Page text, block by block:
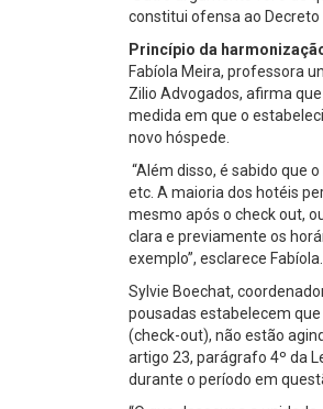
constitui ofensa ao Decreto
Princípio da
Fabíola Meira, professora
Zilio Advogados, afirma
medida em que o
novo hóspede.
“Além disso, é sabido que
etc. A maioria dos hotéis
mesmo após o check out,
clara e previamente os
exemplo”, esclarece Fabíola.
Sylvie Boechat,
pousadas estabelecem
(check-out), não estão
artigo 23, parágrafo 4º da
durante o período em